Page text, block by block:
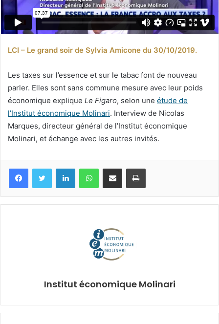
LCI – Le grand soir de Sylvia Amicone du 30/10/2019.
Les taxes sur l’essence et sur le tabac font de nouveau
parler. Elles sont sans commune mesure avec leur poids
économique explique Le Figaro, selon une étude de
l’Institut économique Molinari. Interview de Nicolas
Marques, directeur général de l’Institut économique
Molinari, et échange avec les autres invités.
FacebookTwitter LinkedinWhatsApp
Partagez par mail Imprimez
Institut économique Molinari